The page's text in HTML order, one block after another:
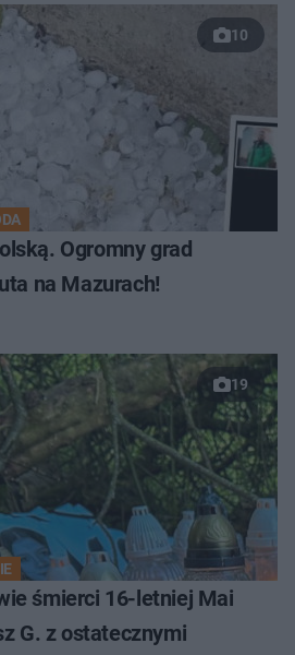
10
Ogromny grad
na Mazurach!
19
śmierci 16-letniej Mai
G. z ostatecznymi